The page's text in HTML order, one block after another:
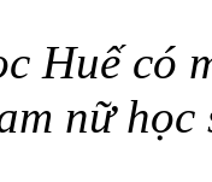
Huế có
nữ